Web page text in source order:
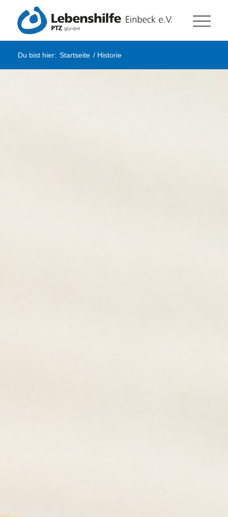
Du bist hier: Startseite / Historie